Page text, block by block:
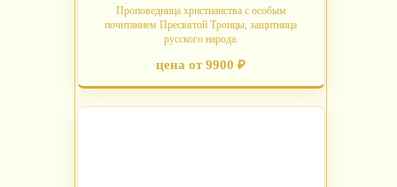
Проповедница христианства с особым
почитанием Пресвятой Троицы, защитница
русского народа.
цена от 9900 ₽